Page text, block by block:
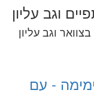
וגב עליון
וגב עליון
- עם